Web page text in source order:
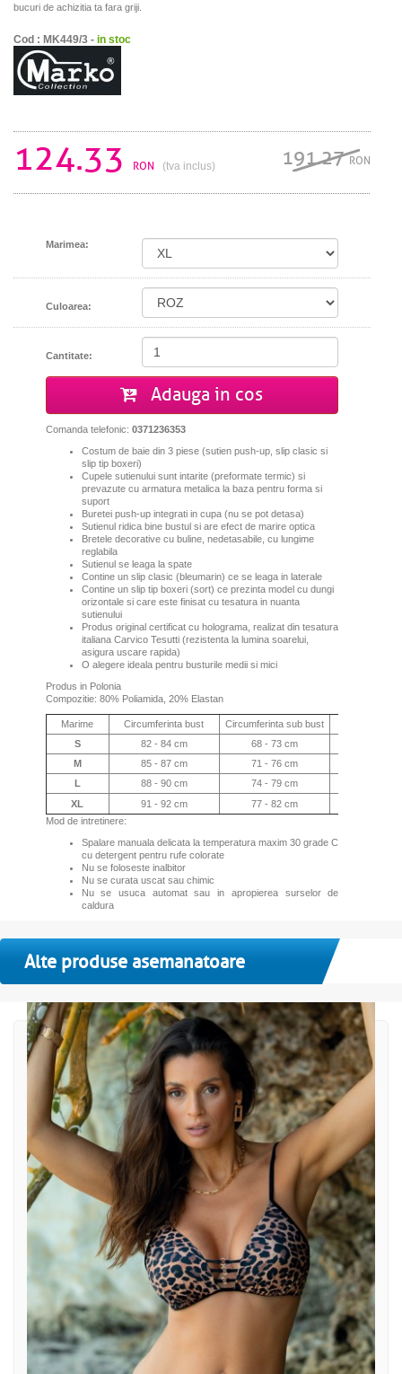
bucuri de achizitia ta fara griji.
Cod : MK449/3 - in stoc
124.33 RON (tva inclus) 191.27RON
Marimea:
Culoarea:
Cantitate:
Adauga in cos
Comanda telefonic: 0371236353
Costum de baie din 3 piese (sutien push-up, slip clasic si
slip tip boxeri)
Cupele sutienului sunt intarite (preformate termic) si
prevazute cu armatura metalica la baza pentru forma si
suport
Buretei push-up integrati in cupa (nu se pot detasa)
Sutienul ridica bine bustul si are efect de marire optica
Bretele decorative cu buline, nedetasabile, cu lungime
reglabila
Sutienul se leaga la spate
Contine un slip clasic (bleumarin) ce se leaga in laterale
Contine un slip tip boxeri (sort) ce prezinta model cu dungi
orizontale si care este finisat cu tesatura in nuanta
sutienului
Produs original certificat cu holograma, realizat din tesatura
italiana Carvico Tesutti (rezistenta la lumina soarelui,
asigura uscare rapida)
O alegere ideala pentru busturile medii si mici
Produs in Polonia
Compozitie: 80% Poliamida, 20% Elastan
Marime Circumferinta bust Circumferinta sub bust
S
82 - 84 cm 68 - 73 cm
M
85 - 87 cm 71 - 76 cm
L
88 - 90 cm 74 - 79 cm
XL
91 - 92 cm 77 - 82 cm
Mod de intretinere:
Spalare manuala delicata la temperatura maxim 30 grade C
cu detergent pentru rufe colorate
Nu se foloseste inalbitor
Nu se curata uscat sau chimic
Nu se usuca automat sau in apropierea surselor de
caldura
Alte produse asemanatoare